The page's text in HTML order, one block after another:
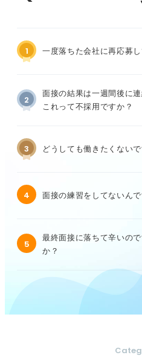
1 一度落ちた会社に再応募
2
面接の結果は一週間後に
これって不採用ですか？
3 どうしても働きたくない
4 面接の練習をしてないん
5
最終面接に落ちて辛いの
か？